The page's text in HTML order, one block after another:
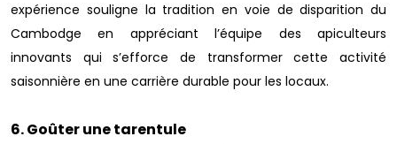
expérience souligne la tradition en voie de disparition du
Cambodge en appréciant l’équipe des apiculteurs
innovants qui s’efforce de transformer cette activité
saisonnière en une carrière durable pour les locaux.
6. Goûter une tarentule